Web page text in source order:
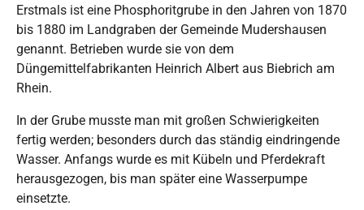
Erstmals ist eine Phosphoritgrube in den Jahren von 1870
bis 1880 im Landgraben der Gemeinde Mudershausen
genannt. Betrieben wurde sie von dem
Düngemittelfabrikanten Heinrich Albert aus Biebrich am
Rhein.
In der Grube musste man mit großen Schwierigkeiten
fertig werden; besonders durch das ständig eindringende
Wasser. Anfangs wurde es mit Kübeln und Pferdekraft
herausgezogen, bis man später eine Wasserpumpe
einsetzte.